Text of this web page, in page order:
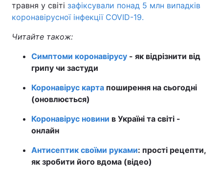
травня у світі зафіксували понад 5 млн випадків
коронавірусної інфекції COVID-19.
Читайте також:
Симптоми коронавірусу - як відрізнити від
грипу чи застуди
Коронавірус карта поширення на сьогодні
(оновлюється)
Коронавірус новини в Україні та світі -
онлайн
Антисептик своїми руками: прості рецепти,
як зробити його вдома (відео)